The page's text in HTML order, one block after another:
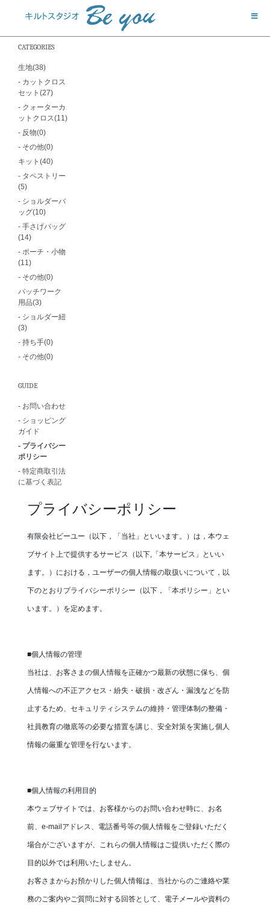
CATEGORIES
生地(38)
- カットクロス
セット(27)
- クォーターカ
ットクロス(11)
- 反物(0)
- その他(0)
キット(40)
- タペストリー
(5)
- ショルダーバ
ッグ(10)
- 手さげバッグ
(14)
- ポーチ・小物
(11)
- その他(0)
パッチワーク
用品(3)
- ショルダー紐
(3)
- 持ち手(0)
- その他(0)
GUIDE
- お問い合わせ
- ショッピング
ガイド
- プライバシー
ポリシー
- 特定商取引法
に基づく表記
プライバシーポリシー
有限会社ビーユー（以下，「当社」といいます。）は，本ウェ
ブサイト上で提供するサービス（以下,「本サービス」といい
ます。）における，ユーザーの個人情報の取扱いについて，以
下のとおりプライバシーポリシー（以下，「本ポリシー」とい
います。）を定めます。
■個人情報の管理
当社は、お客さまの個人情報を正確かつ最新の状態に保ち、個
人情報への不正アクセス・紛失・破損・改ざん・漏洩などを防
止するため、セキュリティシステムの維持・管理体制の整備・
社員教育の徹底等の必要な措置を講じ、安全対策を実施し個人
情報の厳重な管理を行ないます。
■個人情報の利用目的
本ウェブサイトでは、お客様からのお問い合わせ時に、お名
前、e-mailアドレス、電話番号等の個人情報をご登録いただく
場合がございますが、これらの個人情報はご提供いただく際の
目的以外では利用いたしません。
お客さまからお預かりした個人情報は、当社からのご連絡や業
務のご案内やご質問に対する回答として、電子メールや資料の